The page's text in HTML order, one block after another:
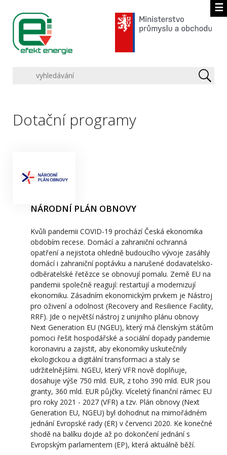
☰
Dotační programy
NÁRODNÍ PLÁN OBNOVY
Kvůli pandemii COVID-19 prochází Česká ekonomika
obdobím recese. Domácí a zahraniční ochranná
opatření a nejistota ohledně budoucího vývoje zasáhly
domácí i zahraniční poptávku a narušené dodavatelsko-
odběratelské řetězce se obnovují pomalu. Země EU na
pandemii společně reagují: restartují a modernizují
ekonomiku. Zásadním ekonomickým prvkem je Nástroj
pro oživení a odolnost (Recovery and Resilience Facility,
RRF). Jde o největší nástroj z unijního plánu obnovy
Next Generation EU (NGEU), který má členským státům
pomoci řešit hospodářské a sociální dopady pandemie
koronaviru a zajistit, aby ekonomiky uskutečnily
ekologickou a digitální transformaci a staly se
udržitelnějšími. NGEU, který VFR nově doplňuje,
dosahuje výše 750 mld. EUR, z toho 390 mld. EUR jsou
granty, 360 mld. EUR půjčky. Víceletý finanční rámec EU
pro roky 2021 - 2027 (VFR) a tzv. Plán obnovy (Next
Generation EU, NGEU) byl dohodnut na mimořádném
jednání Evropské rady (ER) v červenci 2020. Ke konečné
shodě na balíku dojde až po dokončení jednání s
Evropským parlamentem (EP), která aktuálně běží.